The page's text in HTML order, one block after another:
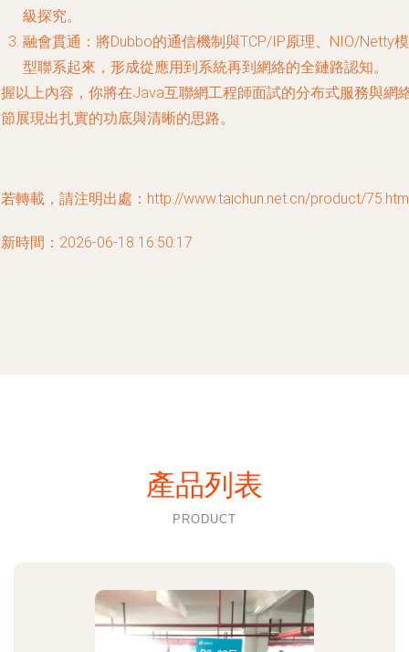
級探究。
融會貫通 ：將Dubbo的通信機制與TCP/IP原理、NIO/Netty模
型聯系起來，形成從應用到系統再到網絡的全鏈路認知。
以上內容，你將在Java互聯網工程師面試的分布式服務與網
展現出扎實的功底與清晰的思路。
轉載，請注明出處：http://www.taichun.net.cn/product/
時間：2026-06-18 16:50:17
產品列表
PRODUCT